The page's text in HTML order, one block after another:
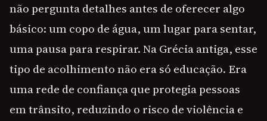
não pergunta detalhes antes de oferecer algo
básico: um copo de água, um lugar para sentar,
uma pausa para respirar. Na Grécia antiga, esse
tipo de acolhimento não era só educação. Era
uma rede de confiança que protegia pessoas
em trânsito, reduzindo o risco de violência e